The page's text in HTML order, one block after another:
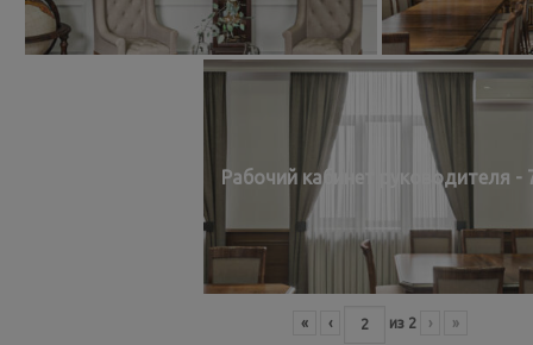
Рабочий кабинет руководителя -
« ‹ из 2 › »